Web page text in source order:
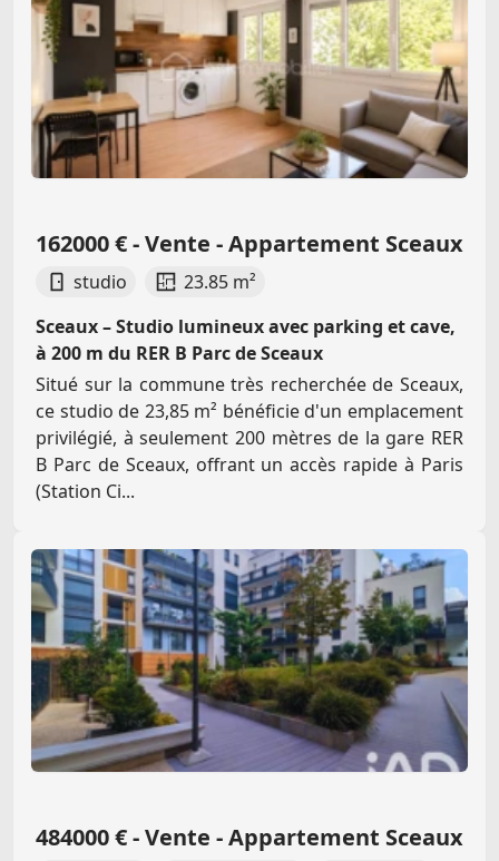
162000 € - Vente - Appartement Sceaux
studio
23.85 m²
Sceaux – Studio lumineux avec parking et cave,
à 200 m du RER B Parc de Sceaux
Situé sur la commune très recherchée de Sceaux,
ce studio de 23,85 m² bénéficie d'un emplacement
privilégié, à seulement 200 mètres de la gare RER
B Parc de Sceaux, offrant un accès rapide à Paris
(Station Ci...
484000 € - Vente - Appartement Sceaux